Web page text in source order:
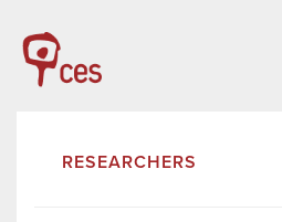
RESEARCHERS